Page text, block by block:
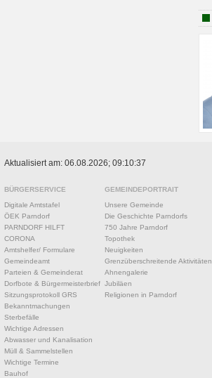
Aktualisiert am: 06.08.2026; 09:10:37
BÜRGERSERVICE
Digitale Amtstafel
ÖEK Parndorf
PARNDORF HILFT
CORONA
Amtshelfer/ Formulare
Gemeindeamt
Parteien & Gemeinderat
Dorfbote & Bürgermeisterbrief
Sitzungsprotokoll GRS
Bekanntmachungen
Sterbefälle
Wichtige Adressen
Abwasser und Kanalisation
Müll & Sammelstellen
Wichtige Termine
Bauhof
GEMEINDEPORTRAIT
Unsere Gemeinde
Die Geschichte Parndorfs
750 Jahre Parndorf
Topothek
Neuigkeiten
Grenzüberschreitende Aktivitäten
Ahnengalerie
Jubiläen
Religionen in Parndorf